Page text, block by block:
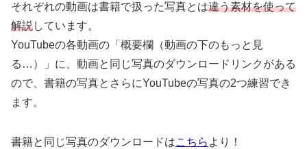
それぞれの動画は書籍で扱った写真とは違う素材を使って
解説しています。
YouTubeの各動画の「概要欄（動画の下のもっと見
る…）」に、動画と同じ写真のダウンロードリンクがある
ので、書籍の写真とさらにYouTubeの写真の2つ練習でき
ます。
書籍と同じ写真のダウンロードはこちら より！